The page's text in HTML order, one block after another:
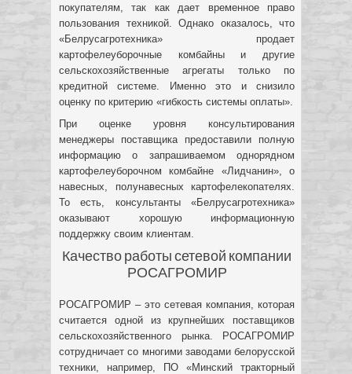
покупателям, так как дает временное право
пользования техникой. Однако оказалось, что
«Белрусагротехника» продает
картофелеуборочные комбайны и другие
сельскохозяйственные агрегаты только по
кредитной системе. Именно это и снизило
оценку по критерию «гибкость системы оплаты».
При оценке уровня консультирования
менеджеры поставщика предоставили полную
информацию о запрашиваемом однорядном
картофелеуборочном комбайне «Лидчанин», о
навесных, полунавесных картофелекопателях.
То есть, консультанты «Белрусагротехника»
оказывают хорошую информационную
поддержку своим клиентам.
Качество работы сетевой компании
РОСАГРОМИР
РОСАГРОМИР – это сетевая компания, которая
считается одной из крупнейших поставщиков
сельскохозяйственного рынка. РОСАГРОМИР
сотрудничает со многими заводами белорусской
техники, например, ПО «Минский тракторный